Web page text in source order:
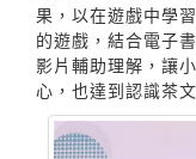
果，以在遊戲中學
的遊戲，結合電子
影片輔助理解，讓
心，也達到認識茶